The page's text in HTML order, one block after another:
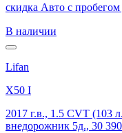
скидка Авто с
В наличии
Lifan
X50 I
2017 г.в., 1.5 CVT (103
внедорожник 5д., 30